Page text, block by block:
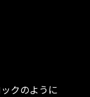
クのように